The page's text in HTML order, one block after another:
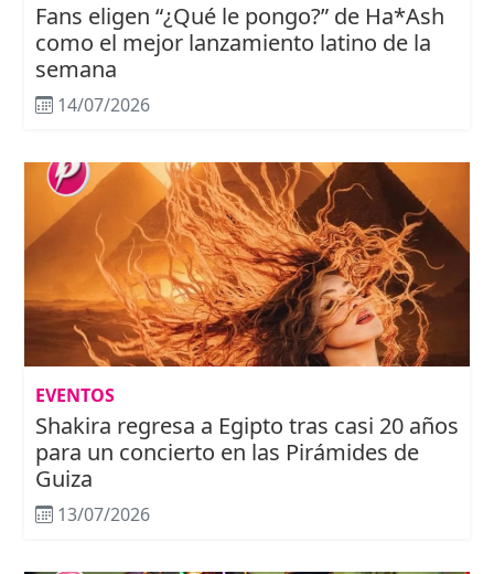
Fans eligen “¿Qué le pongo?” de Ha*Ash
como el mejor lanzamiento latino de la
semana
14/07/2026
EVENTOS
Shakira regresa a Egipto tras casi 20 años
para un concierto en las Pirámides de
Guiza
13/07/2026